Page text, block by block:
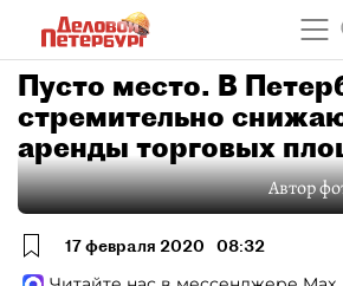
Пусто место. В
стремительно
аренды торговых
Автор
17 февраля 2020 08:32